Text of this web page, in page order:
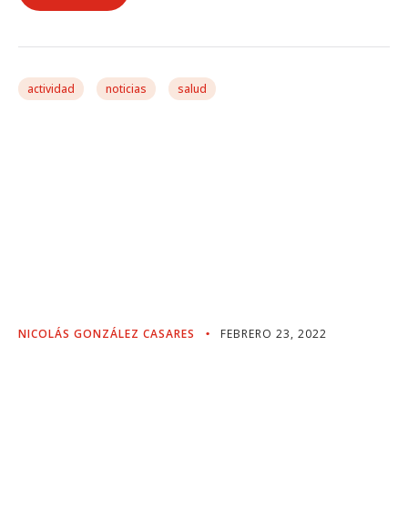
actividad noticias salud
NICOLÁS GONZÁLEZ CASARES FEBRERO 23, 2022